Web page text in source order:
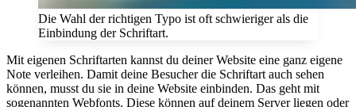
Die Wahl der richtigen Typo ist oft schwieriger als die
Einbindung der Schriftart.
Mit eigenen Schriftarten kannst du deiner Website eine ganz eigene
Note verleihen. Damit deine Besucher die Schriftart auch sehen
können, musst du sie in deine Website einbinden. Das geht mit
sogenannten Webfonts. Diese können auf deinem Server liegen oder